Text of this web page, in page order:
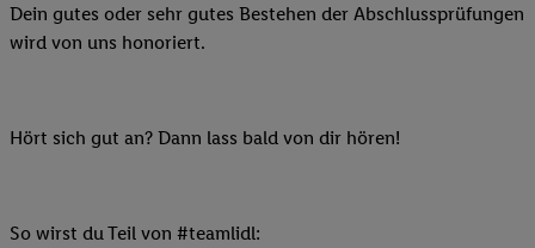
Dein gutes oder sehr gutes Bestehen der Abschlussprüfungen
wird von uns honoriert.
Hört sich gut an? Dann lass bald von dir hören!
So wirst du Teil von #teamlidl: